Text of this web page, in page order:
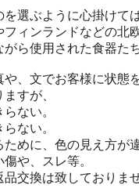
選ぶように心掛けて
ィンランドなどの北
ら使用された食器た
や、文でお客様に状態
すが、
ない。
ない。
ために、色の見え方が
傷や、スレ等。
交換は致しておりま